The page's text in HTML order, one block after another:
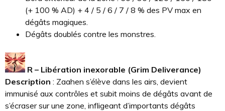
(+ 100 % AD) + 4 / 5 / 6 / 7 / 8 % des PV max en
dégâts magiques.
Dégâts doublés contre les monstres.
R – Libération inexorable (Grim Deliverance)
Description : Zaahen s’élève dans les airs, devient
immunisé aux contrôles et subit moins de dégâts avant de
s’écraser sur une zone, infligeant d’importants dégâts